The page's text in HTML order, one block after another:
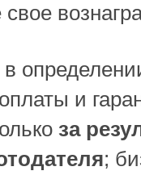
свое
в
и
за
;